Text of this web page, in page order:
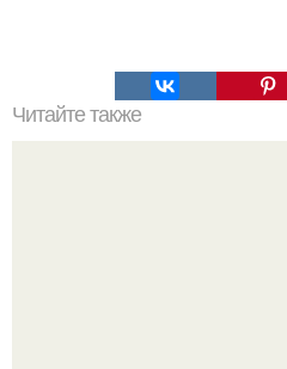
Читайте также